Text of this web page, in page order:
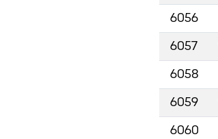
6056
6057
6058
6059
6060